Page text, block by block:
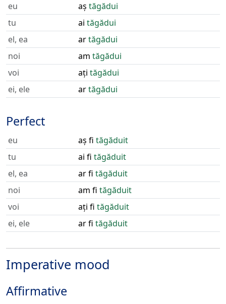
eu aș tăgădui
tu
ai tăgădui
el, ea
artăgădui
noi
am tăgădui
voi
ați tăgădui
ei, ele
artăgădui
Perfect
eu aș fi tăgăduit
tu
ai fi tăgăduit
el, ea
ar fi tăgăduit
noi
am fi tăgăduit
voi
ați fi tăgăduit
ei, ele
ar fi tăgăduit
Imperative mood
Affirmative